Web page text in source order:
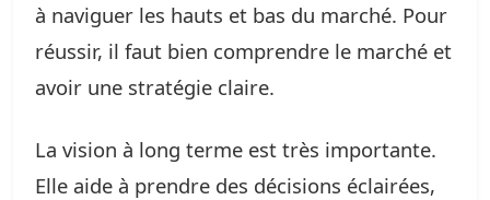
à naviguer les hauts et bas du marché. Pour
réussir, il faut bien comprendre le marché et
avoir une stratégie claire.
La vision à long terme est très importante.
Elle aide à prendre des décisions éclairées,